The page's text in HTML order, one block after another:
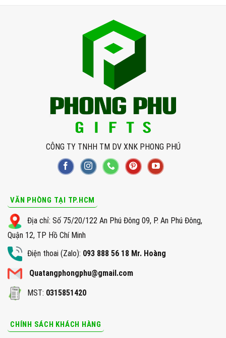
CÔNG TY TNHH TM DV XNK PHONG PHÚ
VĂN PHÒNG TẠI TP.HCM
Địa chỉ: Số 75/20/122 An Phú Đông 09, P. An Phú Đông,
Quận 12, TP Hồ Chí Minh
Điện thoai (Zalo): 093 888 56 18 Mr. Hoàng
Quatangphongphu@gmail.com
MST: 0315851420
CHÍNH SÁCH KHÁCH HÀNG